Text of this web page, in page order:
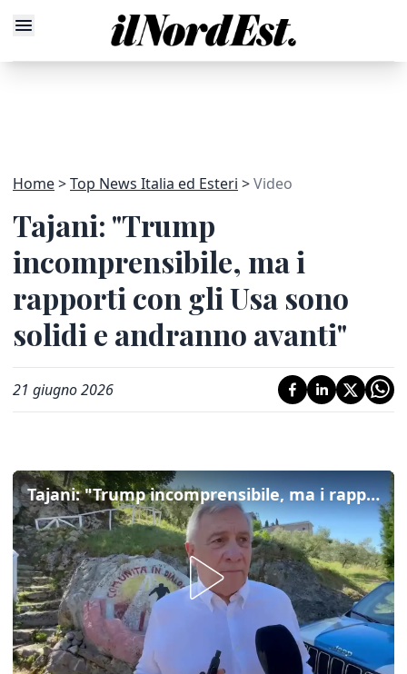
Home Top News Italia ed Esteri Video
Tajani: "Trump
incomprensibile, ma i
rapporti con gli Usa sono
solidi e andranno avanti"
21 giugno 2026
Tajani: "Trump incomprensibile, ma i rapporti con gli Usa sono solidi e andranno avanti"